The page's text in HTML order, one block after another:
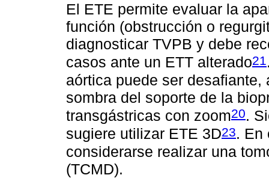
El ETE permite evaluar la
función (obstrucción o
diagnosticar TVPB y debe
casos ante un ETT alterado21
aórtica puede ser
sombra del soporte de la
transgástricas con zoom20.
sugiere utilizar ETE 3D23. En
considerarse realizar una
(TCMD).